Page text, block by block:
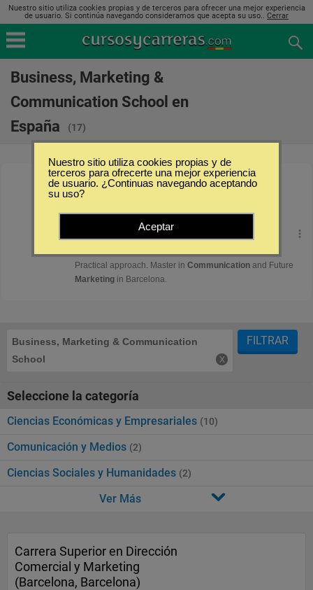
Nuestro sitio utiliza cookies propias y de terceros para ofrecer una mejor experiencia
de usuario. Si continúa navegando consideramos que acepta su uso.. Cerrar
Business, Marketing &
Communication School en
España
(17)
Business, Marketing & Communication
School
FILTRAR
Seleccione la categoría
Ciencias Económicas y Empresariales (10)
Comunicación y Medios (2)
Ciencias Sociales y Humanidades (2)
Ver Más
Carrera Superior en Dirección
Comercial y Marketing
(Barcelona, Barcelona)
Nuestro sitio utiliza cookies propias y de
terceros para ofrecerte una mejor experiencia
de usuario. ¿Continuas navegando aceptando
su uso?
Aceptar